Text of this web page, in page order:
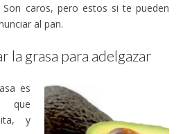
caros, pero estos si te pueden
al pan.
la grasa para adelgazar
es
que
y